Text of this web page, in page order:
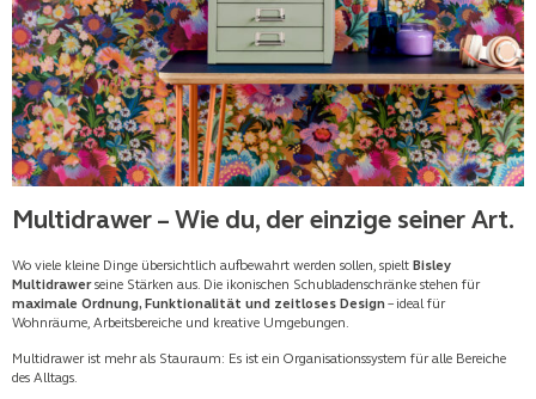
Multidrawer – Wie du, der einzige seiner Art.
Wo viele kleine Dinge übersichtlich aufbewahrt werden sollen, spielt Bisley
Multidrawerseine Stärken aus. Die ikonischen Schubladenschränke stehen für
maximale Ordnung, Funktionalität und zeitloses Design– ideal für
Wohnräume, Arbeitsbereiche und kreative Umgebungen.
Multidrawer ist mehr als Stauraum: Es ist ein Organisationssystem für alle Bereiche
des Alltags.